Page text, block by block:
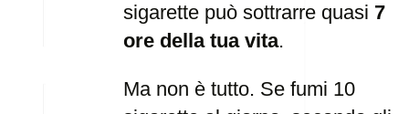
sigarette può sottrarre quasi 7
ore della tua vita.
Ma non è tutto. Se fumi 10